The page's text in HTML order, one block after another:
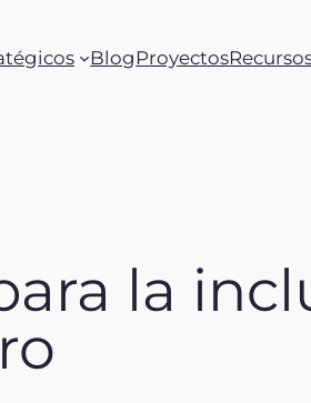
Blog Proyectos
la